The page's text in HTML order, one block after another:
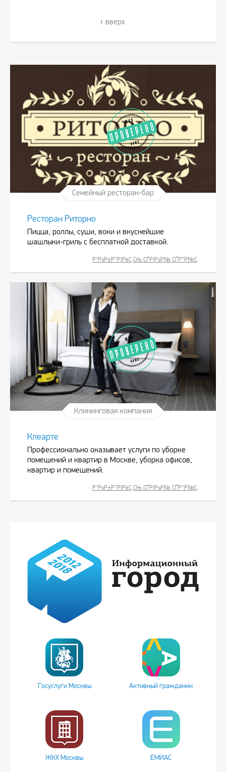
вверх
Семейный ресторан-бар
Ресторан Риторно
Пицца, роллы, суши, воки и вкуснейшие
шашлыки-гриль с бесплатной доставкой.
Р”РѕР±Р°РІРёС‚СЊ СЃРІРѕР№ СЃР°Р№С‚
Клининговая компания
Клеарте
Профессионально оказывает услуги по уборке
помещений и квартир в Москве, уборка офисов,
квартир и помещений.
Р”РѕР±Р°РІРёС‚СЊ СЃРІРѕР№ СЃР°Р№С‚
Госуслуги Москвы Активный гражданин
ЖКХ Москвы ЕМИАС